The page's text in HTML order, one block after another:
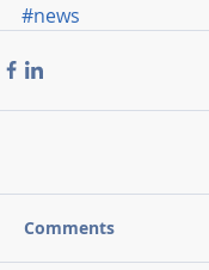
#news
Comments